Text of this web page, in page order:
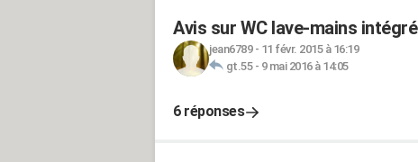
Avis sur WC lave-mains intégré
jean6789- 11 févr. 2015 à 16:19
gt.55- 9 mai 2016 à 14:05
6 réponses